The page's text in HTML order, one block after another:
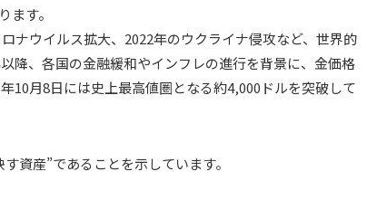
ます。
ナウイルス拡大、2022年のウクライナ侵攻など、世界的
降、各国の金融緩和やインフレの進行を背景に、金価格
10月8日には史上最高値圏となる約4,000ドルを突破して
資産”であることを示しています。